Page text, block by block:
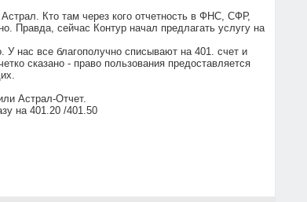
Кто там через кого отчетность в ФНС, СФР,
Правда, сейчас Контур начал предлагать услугу на
У нас все благополучно списывают на 401. счет и
сказано - право пользования предоставляется
Астрал-Отчет.
на 401.20 /401.50